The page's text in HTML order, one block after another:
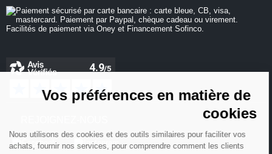
Vos préférences en matière de
cookies
Nous utilisons des cookies et des outils similaires pour faciliter vos
achats, fournir nos services, pour comprendre comment les clients